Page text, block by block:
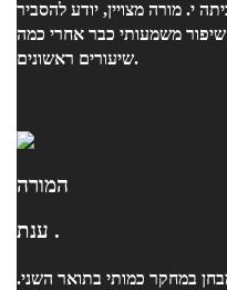
י. מורה מצויין, יודע להסביר
משמעותי כבר אחרי כמה
שיעורים ראשונים.
המורה
ענת .
במחקר כמותי בתואר השני.